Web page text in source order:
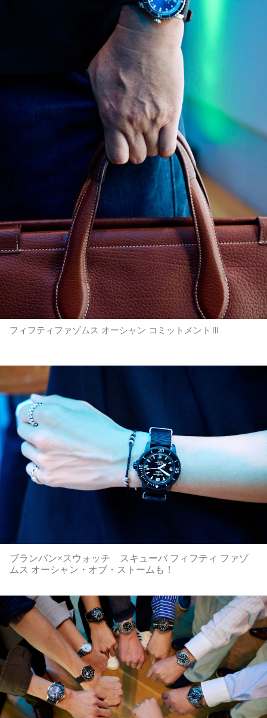
フィフティファゾムス オーシャン コミットメントⅢ
ブランパン×スウォッチ スキューバ フィフティ ファゾ
ムス オーシャン・オブ・ストームも！